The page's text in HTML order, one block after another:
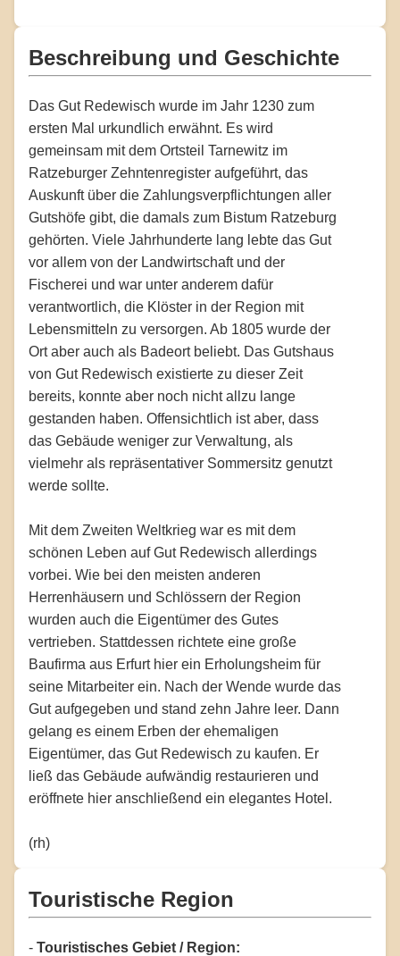
Beschreibung und Geschichte
Das Gut Redewisch wurde im Jahr 1230 zum
ersten Mal urkundlich erwähnt. Es wird
gemeinsam mit dem Ortsteil Tarnewitz im
Ratzeburger Zehntenregister aufgeführt, das
Auskunft über die Zahlungsverpflichtungen aller
Gutshöfe gibt, die damals zum Bistum Ratzeburg
gehörten. Viele Jahrhunderte lang lebte das Gut
vor allem von der Landwirtschaft und der
Fischerei und war unter anderem dafür
verantwortlich, die Klöster in der Region mit
Lebensmitteln zu versorgen. Ab 1805 wurde der
Ort aber auch als Badeort beliebt. Das Gutshaus
von Gut Redewisch existierte zu dieser Zeit
bereits, konnte aber noch nicht allzu lange
gestanden haben. Offensichtlich ist aber, dass
das Gebäude weniger zur Verwaltung, als
vielmehr als repräsentativer Sommersitz genutzt
werde sollte.
Mit dem Zweiten Weltkrieg war es mit dem
schönen Leben auf Gut Redewisch allerdings
vorbei. Wie bei den meisten anderen
Herrenhäusern und Schlössern der Region
wurden auch die Eigentümer des Gutes
vertrieben. Stattdessen richtete eine große
Baufirma aus Erfurt hier ein Erholungsheim für
seine Mitarbeiter ein. Nach der Wende wurde das
Gut aufgegeben und stand zehn Jahre leer. Dann
gelang es einem Erben der ehemaligen
Eigentümer, das Gut Redewisch zu kaufen. Er
ließ das Gebäude aufwändig restaurieren und
eröffnete hier anschließend ein elegantes Hotel.
(rh)
Touristische Region
- Touristisches Gebiet / Region: